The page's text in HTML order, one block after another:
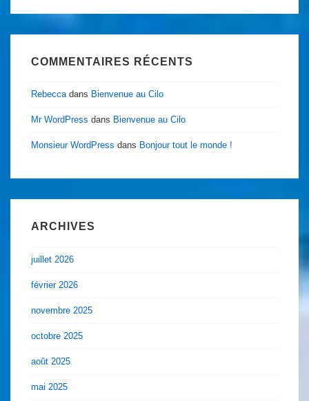
COMMENTAIRES RÉCENTS
Rebeccadans Bienvenue au Cilo
Mr WordPress dans Bienvenue au Cilo
Monsieur WordPress dans Bonjour tout le monde !
ARCHIVES
juillet 2026
février 2026
novembre 2025
octobre 2025
août 2025
mai 2025